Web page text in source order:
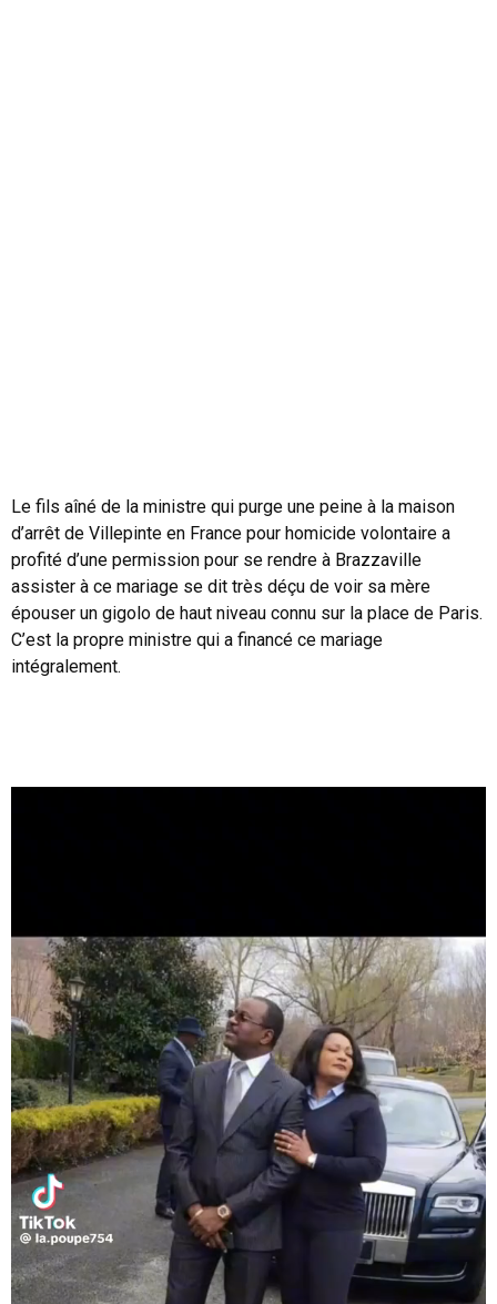
Le fils aîné de la ministre qui purge une peine à la maison
d’arrêt de Villepinte en France pour homicide volontaire a
profité d’une permission pour se rendre à Brazzaville
assister à ce mariage se dit très déçu de voir sa mère
épouser un gigolo de haut niveau connu sur la place de Paris.
C’est la propre ministre qui a financé ce mariage
intégralement.